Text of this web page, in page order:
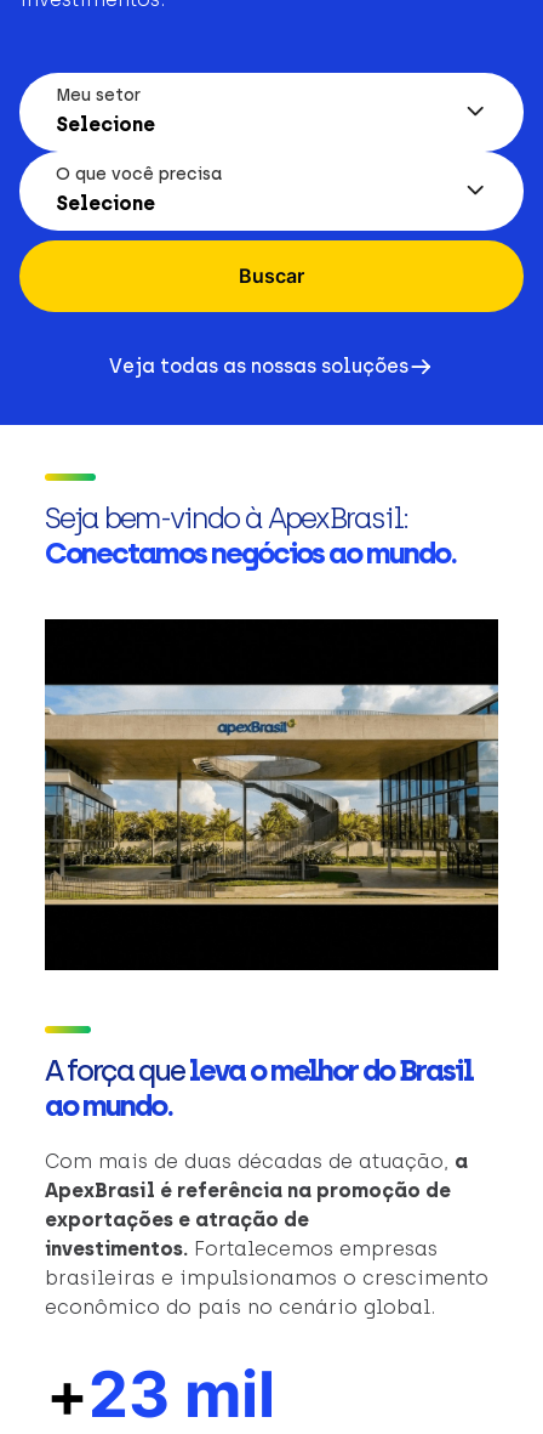
Meu setor
Selecione
O que você precisa
Selecione
Buscar
Veja todas as nossas soluções
Seja bem-vindo à ApexBrasil:
Conectamos negócios ao mundo.
A força queleva o melhor do Brasil
ao mundo.
Com mais de duas décadas de atuação, a
ApexBrasil é referência na promoção de
exportações e atração de
investimentos. Fortalecemos empresas
brasileiras e impulsionamos o crescimento
econômico do país no cenário global.
+23 mil